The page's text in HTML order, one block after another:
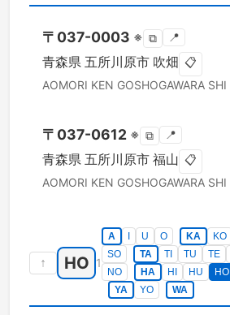
〒 037-0003 ※ ⧉ 📍
青森県 五所川原市 吹畑 📋
AOMORI KEN GOSHOGAWARA SHI
〒 037-0612 ※ ⧉ 📍
青森県 五所川原市 福山 📋
AOMORI KEN GOSHOGAWARA SHI
↑ HO 1
A U O KA KO
SO
TA TI TU TE
NO
HA HI HU HO
YA
YO WA